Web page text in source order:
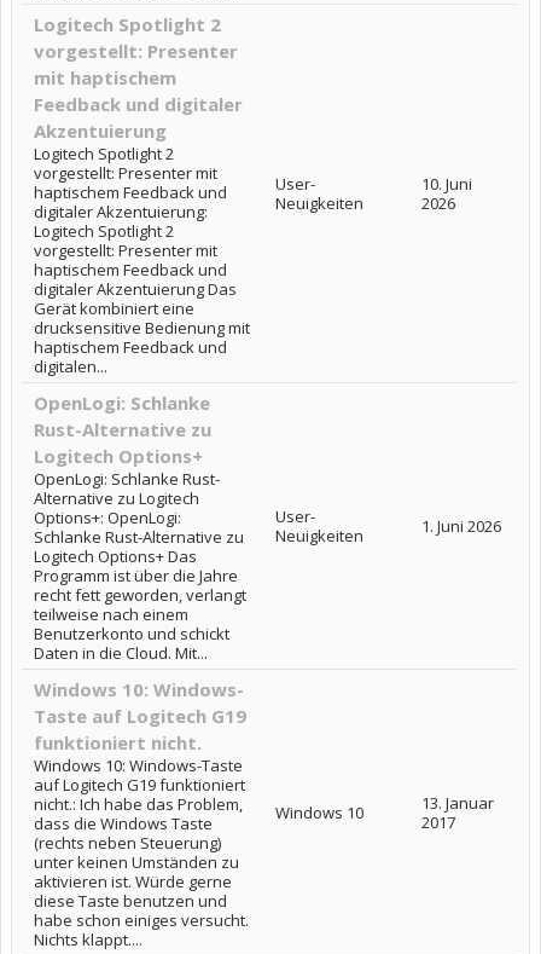
Logitech Spotlight 2
vorgestellt: Presenter
mit haptischem
Feedback und digitaler
Akzentuierung
Logitech Spotlight 2
vorgestellt: Presenter mit
haptischem Feedback und
digitaler Akzentuierung:
Logitech Spotlight 2
vorgestellt: Presenter mit
haptischem Feedback und
digitaler Akzentuierung Das
Gerät kombiniert eine
drucksensitive Bedienung mit
haptischem Feedback und
digitalen...
User-
Neuigkeiten
10. Juni
2026
OpenLogi: Schlanke
Rust-Alternative zu
Logitech Options+
OpenLogi: Schlanke Rust-
Alternative zu Logitech
Options+: OpenLogi:
Schlanke Rust-Alternative zu
Logitech Options+ Das
Programm ist über die Jahre
recht fett geworden, verlangt
teilweise nach einem
Benutzerkonto und schickt
Daten in die Cloud. Mit...
User-
Neuigkeiten
1. Juni 2026
Windows 10: Windows-
Taste auf Logitech G19
funktioniert nicht.
Windows 10: Windows-Taste
auf Logitech G19 funktioniert
nicht.: Ich habe das Problem,
dass die Windows Taste
(rechts neben Steuerung)
unter keinen Umständen zu
aktivieren ist. Würde gerne
diese Taste benutzen und
habe schon einiges versucht.
Nichts klappt....
Windows 10
13. Januar
2017